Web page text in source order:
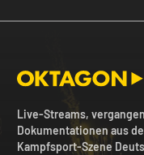
Live-Streams,
Dokumentationen aus
Kampfsport-Szene